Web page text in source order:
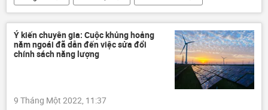
Taliban
Kassym-Zhomart Tokayev
Bạo loạn ở Kazakhstan
cuộc biểu tình
Ý kiến chuyên gia: Cuộc khủng hoảng
năm ngoái đã dẫn đến việc sửa đổi
chính sách năng lượng
9 Tháng Một 2022, 11:37